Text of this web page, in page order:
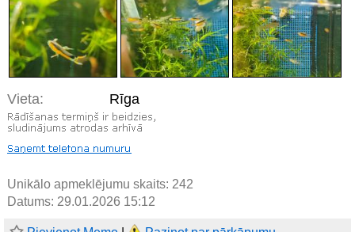
Vieta: Rīga
Unikālo apmeklējumu skaits: 242
Datums: 29.01.2026 15:12